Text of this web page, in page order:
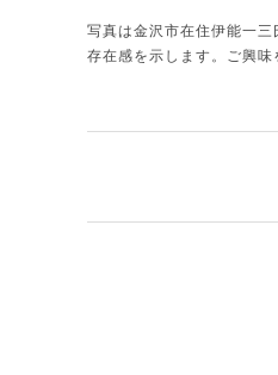
写真は金沢市在住伊能一三
存在感を示します。ご興味